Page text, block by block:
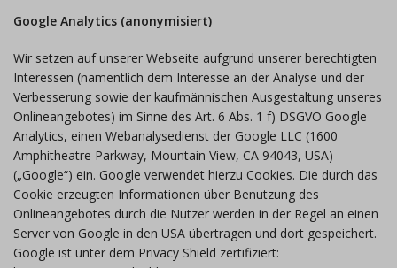
Google Analytics (anonymisiert)
Wir setzen auf unserer Webseite aufgrund unserer berechtigten
Interessen (namentlich dem Interesse an der Analyse und der
Verbesserung sowie der kaufmännischen Ausgestaltung unseres
Onlineangebotes) im Sinne des Art. 6 Abs. 1 f) DSGVO Google
Analytics, einen Webanalysedienst der Google LLC (1600
Amphitheatre Parkway, Mountain View, CA 94043, USA)
(„Google“) ein. Google verwendet hierzu Cookies. Die durch das
Cookie erzeugten Informationen über Benutzung des
Onlineangebotes durch die Nutzer werden in der Regel an einen
Server von Google in den USA übertragen und dort gespeichert.
Google ist unter dem Privacy Shield zertifiziert: